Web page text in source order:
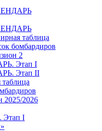
таблица
бомбардиров
2
Этап I
Этап II
2025/2026
Этап I